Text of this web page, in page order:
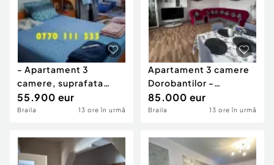
- Apartament 3
camere, suprafata
76mp Progresu.
Confort 1 de
55.900 eur
Braila 13 ore în urmă
Apartament 3 camere
Dorobantilor -
suprafata 80mp.
85.000 eur
Braila 13 ore în urmă